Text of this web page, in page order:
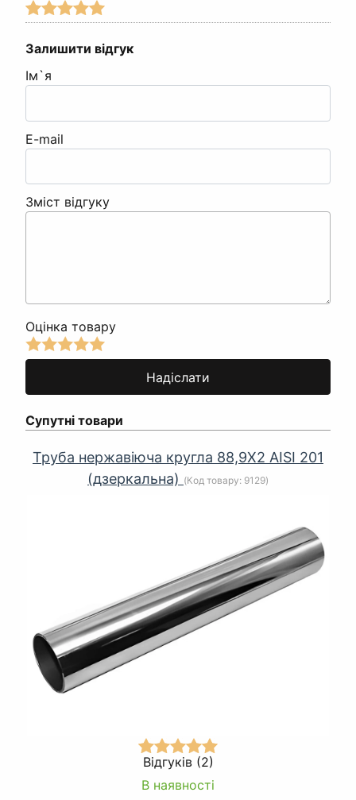
Залишити відгук
Ім`я
E-mail
Зміст відгуку
Оцінка товару
Супутні товари
Труба нержавіюча кругла 88,9Х2 AISI 201
(дзеркальна) (Код товару: 9129)
Відгуків (2)
В наявності